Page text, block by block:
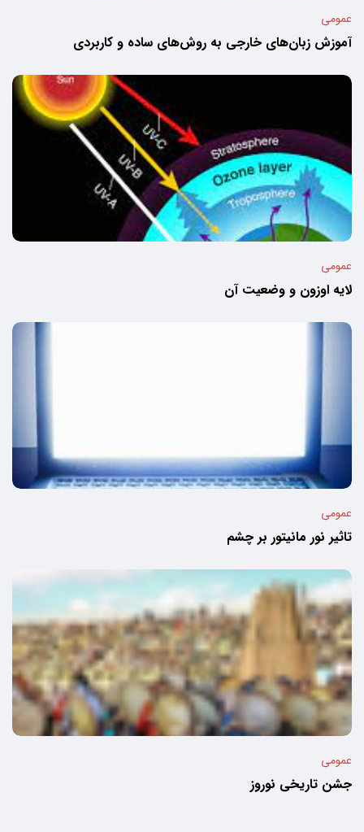
عمومی
آموزش زبان‌های خارجی به روش‌های ساده و کاربردی
عمومی
لایه اوزون و وضعیت آن
عمومی
تاثیر نور مانیتور بر چشم
عمومی
جشن تاریخی نوروز